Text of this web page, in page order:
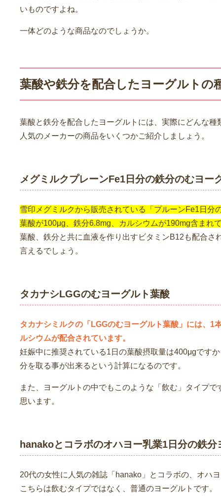
いものですよね。
一体どのような商品なのでしょうか。
葉酸や鉄分を配合したヨーグルトの
葉酸と鉄分を配合したヨーグルトには、実際にどんな種
人気のメーカーの商品をいくつかご紹介しましょう。
メグミルクプレーンFe1日分の鉄分のむヨー
雪印メグミルクから販売されている「プルーンFe1日分
葉酸が100μg、鉄分6.8mg、カルシウムが190mg含まれ
葉酸、鉄分と共に血液を作り出すビタミンB12も配合さ
言えるでしょう。
タカナシLGGのむヨーグルト葉酸
タカナシミルクの「LGGのむヨーグルト葉酸」には、
ルシウムが配合されています。
妊娠中に推奨されている1日の葉酸摂取量は400μgです
分を取る事が出来るという計算になるのです。
また、ヨーグルトの中でもこのような「飲む」タイプ
思います。
hanakoとコラボのオハヨー乳業1日分の鉄分
20代の女性に人気の雑誌「hanako」とコラボの、オハ
こちらは飲むタイプではなく、普通のヨーグルトです。